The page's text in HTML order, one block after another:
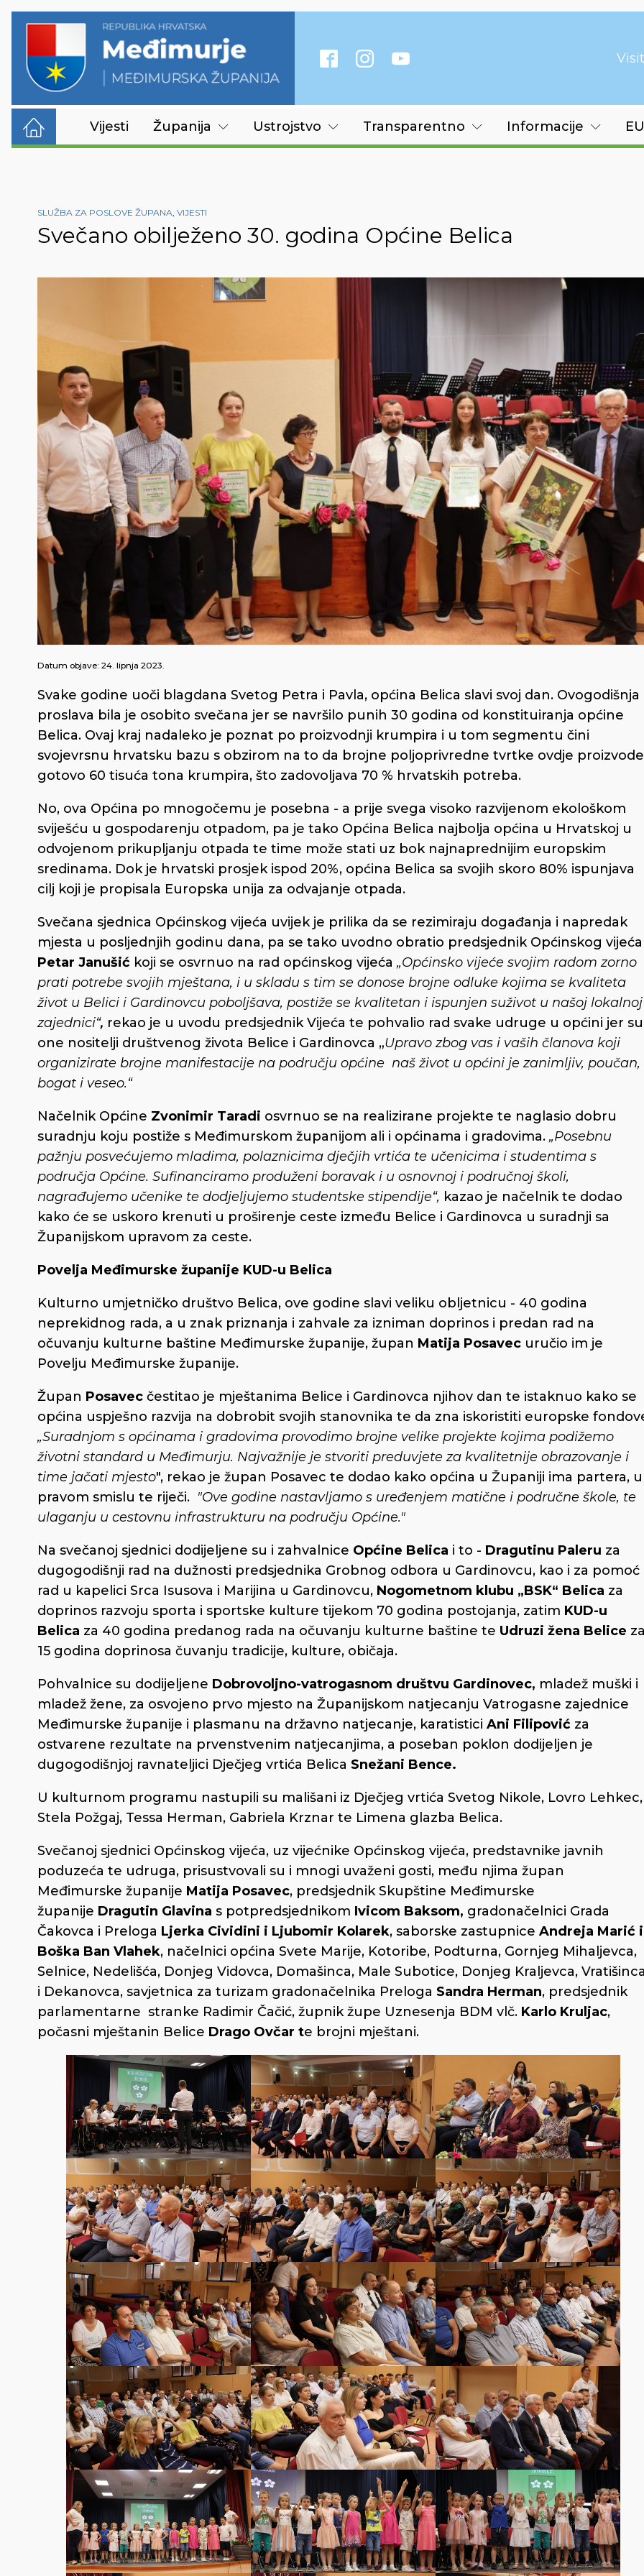
Vijesti Županija Ustrojstvo Transparentno Informacije
SLUŽBA ZA POSLOVE ŽUPANA, VIJESTI
Svečano obilježeno 30. godina Općine Belica
Datum objave: 24. lipnja 2023.
Svake godine uoči blagdana Svetog Petra i Pavla, općina Belica slavi svoj dan. Ovogodišnja
proslava bila je osobito svečana jer se navršilo punih 30 godina od konstituiranja općine
Belica. Ovaj kraj nadaleko je poznat po proizvodnji krumpira i u tom segmentu čini
svojevrsnu hrvatsku bazu s obzirom na to da brojne poljoprivredne tvrtke ovdje proizvode
gotovo 60 tisuća tona krumpira, što zadovoljava 70 % hrvatskih potreba.
No, ova Općina po mnogočemu je posebna - a prije svega visoko razvijenom ekološkom
sviješću u gospodarenju otpadom, pa je tako Općina Belica najbolja općina u Hrvatskoj u
odvojenom prikupljanju otpada te time može stati uz bok najnaprednijim europskim
sredinama. Dok je hrvatski prosjek ispod 20%, općina Belica sa svojih skoro 80% ispunjava
cilj koji je propisala Europska unija za odvajanje otpada.
Svečana sjednica Općinskog vijeća uvijek je prilika da se rezimiraju događanja i napredak
mjesta u posljednjih godinu dana, pa se tako uvodno obratio predsjednik Općinskog vijeća
Petar Janušić koji se osvrnuo na rad općinskog vijeća „Općinsko vijeće svojim radom zorno
prati potrebe svojih mještana, i u skladu s tim se donose brojne odluke kojima se kvaliteta
život u Belici i Gardinovcu poboljšava, postiže se kvalitetan i ispunjen suživot u našoj lokalnoj
zajednici“, rekao je u uvodu predsjednik Vijeća te pohvalio rad svake udruge u općini jer su
one nositelji društvenog života Belice i Gardinovca „Upravo zbog vas i vaših članova koji
organizirate brojne manifestacije na području općine naš život u općini je zanimljiv, poučan,
bogat i veseo.“
Načelnik Općine Zvonimir Taradi osvrnuo se na realizirane projekte te naglasio dobru
suradnju koju postiže s Međimurskom županijom ali i općinama i gradovima. „Posebnu
pažnju posvećujemo mladima, polaznicima dječjih vrtića te učenicima i studentima s
područja Općine. Sufinanciramo produženi boravak i u osnovnoj i područnoj školi,
nagrađujemo učenike te dodjeljujemo studentske stipendije“, kazao je načelnik te dodao
kako će se uskoro krenuti u proširenje ceste između Belice i Gardinovca u suradnji sa
Županijskom upravom za ceste.
Povelja Međimurske županije KUD-u Belica
Kulturno umjetničko društvo Belica, ove godine slavi veliku obljetnicu - 40 godina
neprekidnog rada, a u znak priznanja i zahvale za izniman doprinos i predan rad na
očuvanju kulturne baštine Međimurske županije, župan Matija Posavec uručio im je
Povelju Međimurske županije.
Župan Posavec čestitao je mještanima Belice i Gardinovca njihov dan te istaknuo kako se
općina uspješno razvija na dobrobit svojih stanovnika te da zna iskoristiti europske
„Suradnjom s općinama i gradovima provodimo brojne velike projekte kojima podižemo
životni standard u Međimurju. Najvažnije je stvoriti preduvjete za kvalitetnije obrazovanje i
time jačati mjesto", rekao je župan Posavec te dodao kako općina u Županiji ima partera, u
pravom smislu te riječi. "Ove godine nastavljamo s uređenjem matične i područne škole, te
ulaganju u cestovnu infrastrukturu na području Općine."
Na svečanoj sjednici dodijeljene su i zahvalnice Općine Belica i to - Dragutinu Paleru za
dugogodišnji rad na dužnosti predsjednika Grobnog odbora u Gardinovcu, kao i za pomoć
rad u kapelici Srca Isusova i Marijina u Gardinovcu, Nogometnom klubu „BSK“ Belica za
doprinos razvoju sporta i sportske kulture tijekom 70 godina postojanja, zatim KUD-u
Belica za 40 godina predanog rada na očuvanju kulturne baštine te Udruzi žena Belice
15 godina doprinosa čuvanju tradicije, kulture, običaja.
Pohvalnice su dodijeljene Dobrovoljno-vatrogasnom društvu Gardinovec, mladež muški i
mladež žene, za osvojeno prvo mjesto na Županijskom natjecanju Vatrogasne zajednice
Međimurske županije i plasmanu na državno natjecanje, karatistici Ani Filipović za
ostvarene rezultate na prvenstvenim natjecanjima, a poseban poklon dodijeljen je
dugogodišnjoj ravnateljici Dječjeg vrtića Belica Snežani Bence.
U kulturnom programu nastupili su mališani iz Dječjeg vrtića Svetog Nikole, Lovro Lehkec,
Stela Požgaj, Tessa Herman, Gabriela Krznar te Limena glazba Belica.
Svečanoj sjednici Općinskog vijeća, uz vijećnike Općinskog vijeća, predstavnike javnih
poduzeća te udruga, prisustvovali su i mnogi uvaženi gosti, među njima župan
Međimurske županije Matija Posavec, predsjednik Skupštine Međimurske
županije Dragutin Glavina s potpredsjednikom Ivicom Baksom, gradonačelnici Grada
Čakovca i Preloga Ljerka Cividini i Ljubomir Kolarek, saborske zastupnice Andreja Marić i
Boška Ban Vlahek, načelnici općina Svete Marije, Kotoribe, Podturna, Gornjeg Mihaljevca,
Selnice, Nedelišća, Donjeg Vidovca, Domašinca, Male Subotice, Donjeg Kraljevca,
i Dekanovca, savjetnica za turizam gradonačelnika Preloga Sandra Herman, predsjednik
parlamentarne stranke Radimir Čačić, župnik župe Uznesenja BDM vlč. Karlo Kruljac,
počasni mještanin Belice Drago Ovčar te brojni mještani.